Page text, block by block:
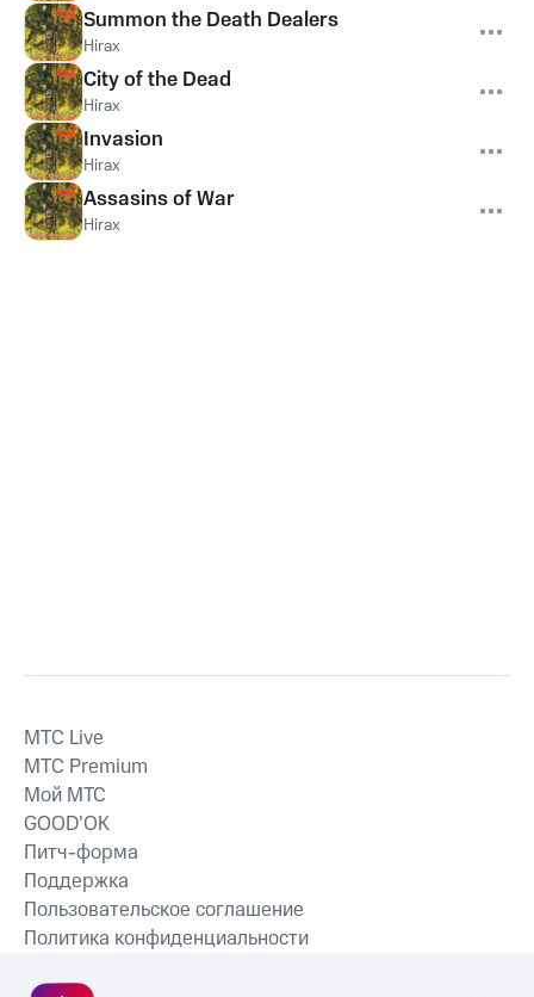
Summon the Death Dealers
Hirax
City of the Dead
Hirax
Invasion
Hirax
Assasins of War
Hirax
MTС Live
MTС Premium
Мой МТС
GOOD’OK
Питч-форма
Поддержка
Пользовательское соглашение
Политика конфиденциальности